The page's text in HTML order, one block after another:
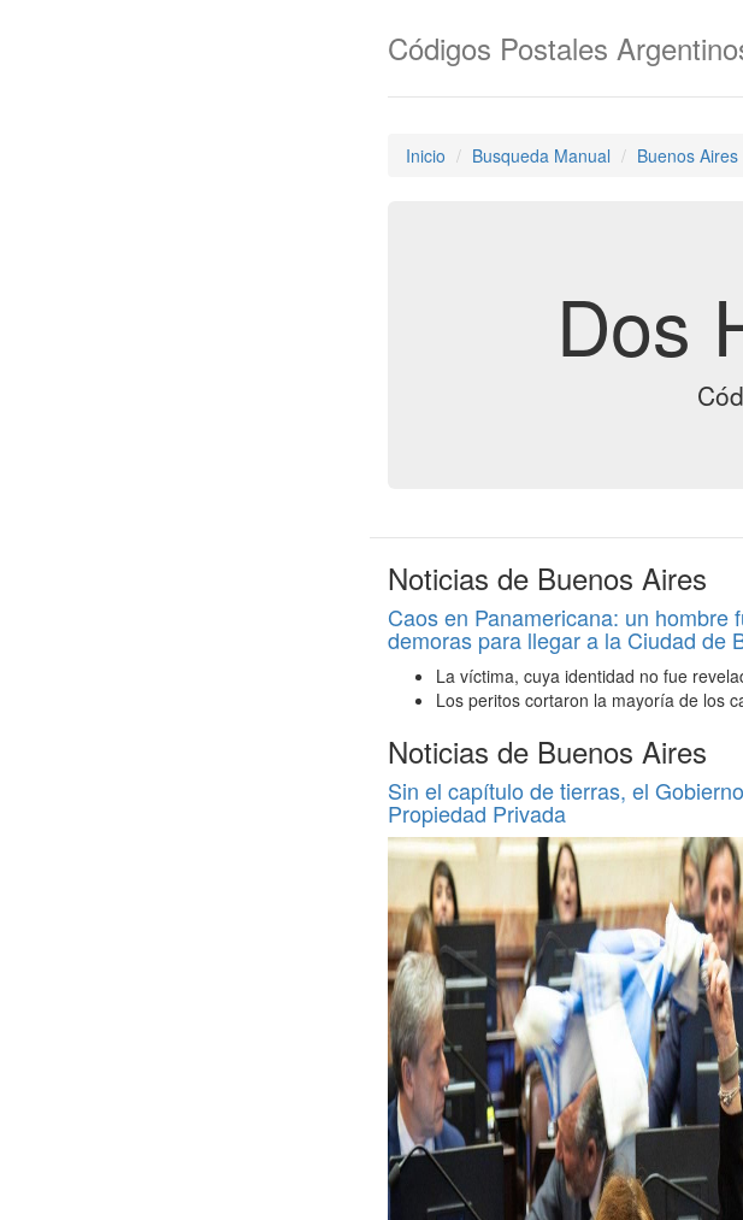
Códigos Postales
Inicio Busqueda Manual Buenos Aires
Dos
Noticias de Buenos Aires
Caos en Panamericana: un
demoras para llegar a la Ciudad de
La víctima, cuya identidad no fue
Los peritos cortaron la mayoría de los
Noticias de Buenos Aires
Sin el capítulo de tierras, el
Propiedad Privada